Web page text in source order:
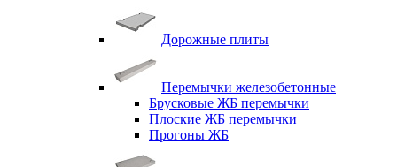
Дорожные плиты
Перемычки железобетонные
Брусковые ЖБ перемычки
Плоские ЖБ перемычки
Прогоны ЖБ